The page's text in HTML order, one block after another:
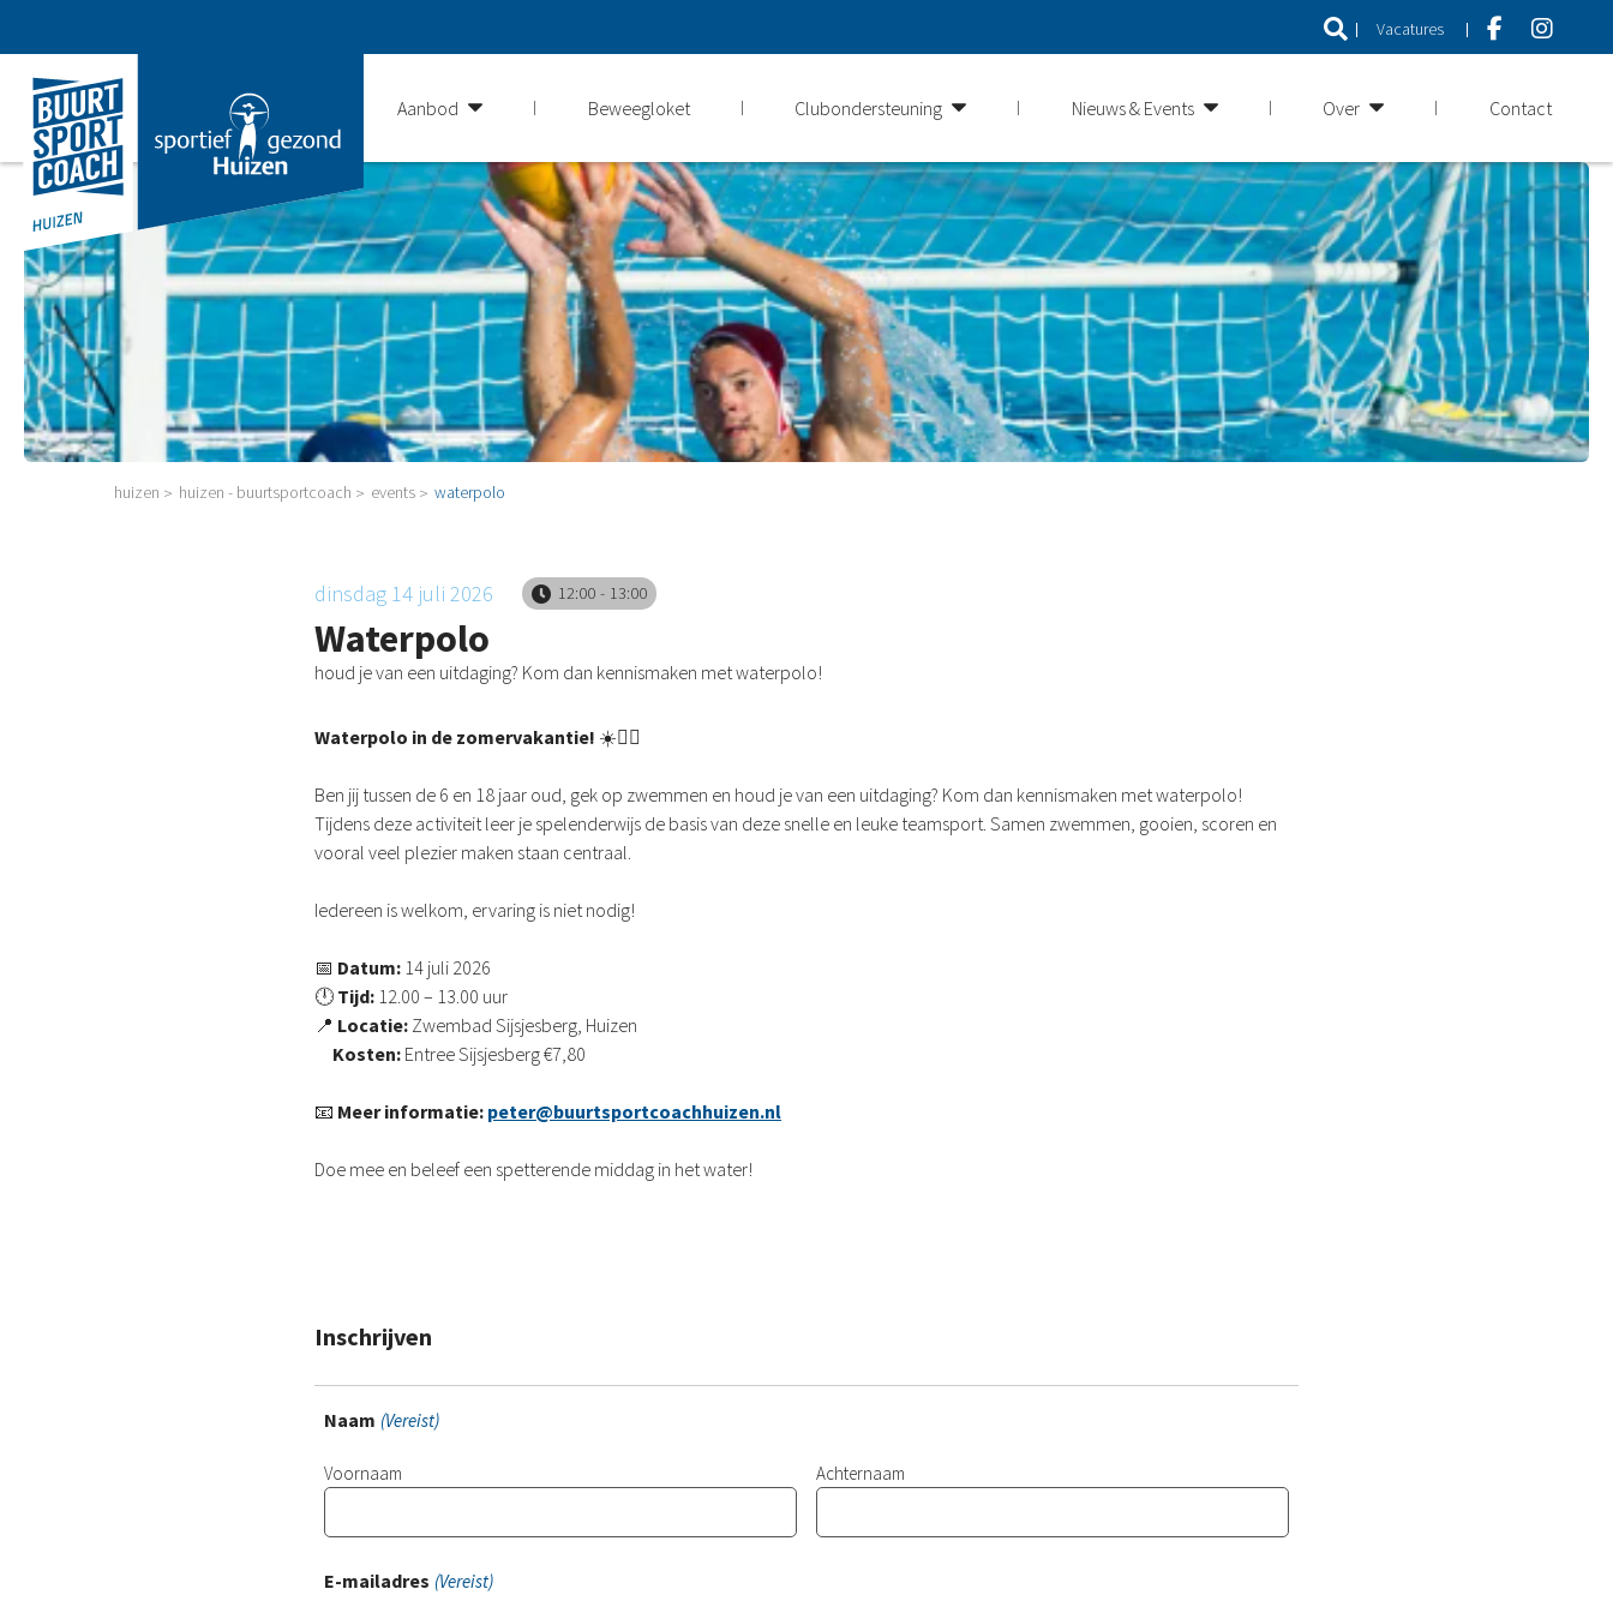
Vacatures
Aanbod Beweegloket Clubondersteuning Nieuws & Events Over Contact
huizen huizen - buurtsportcoach events waterpolo
dinsdag 14 juli 2026 12:00 13:00
Waterpolo
houd je van een uitdaging? Kom dan kennismaken met waterpolo!
Waterpolo in de zomervakantie! ☀️🏊‍♀️
Ben jij tussen de 6 en 18 jaar oud, gek op zwemmen en houd je van een uitdaging? Kom dan kennismaken met waterpolo!
Tijdens deze activiteit leer je spelenderwijs de basis van deze snelle en leuke teamsport. Samen zwemmen, gooien, scoren en
vooral veel plezier maken staan centraal.
Iedereen is welkom, ervaring is niet nodig!
📅 Datum: 14 juli 2026
🕛 Tijd: 12.00 – 13.00 uur
📍 Locatie: Zwembad Sijsjesberg, Huizen
Kosten: Entree Sijsjesberg €7,80
📧 Meer informatie: peter@buurtsportcoachhuizen.nl
Doe mee en beleef een spetterende middag in het water!
Inschrijven
Naam (Vereist)
Voornaam Achternaam
E-mailadres (Vereist)